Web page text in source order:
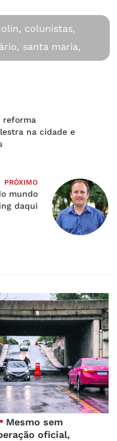
colunistas,
santa maria,
reforma
na cidade e
PRÓXIMO
mundo
daqui
Mesmo sem
oficial,